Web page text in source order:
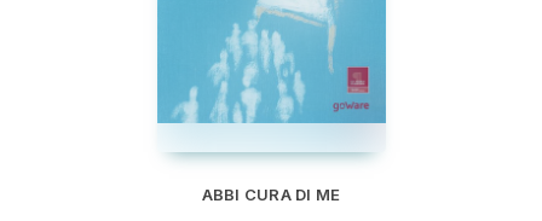
ABBI CURA DI ME